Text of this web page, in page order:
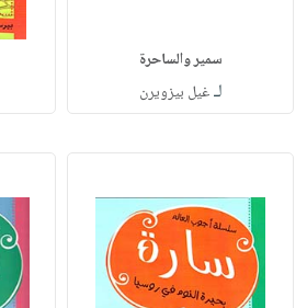
سمير والساحرة
لـغيل بيزويرن